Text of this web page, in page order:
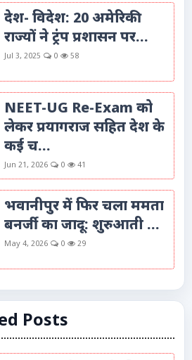
देश- विदेश: 20 अमेरिकी
राज्यों ने ट्रंप प्रशासन पर...
Jul 3, 2025 0 58
NEET-UG Re-Exam को
लेकर प्रयागराज सहित देश के
कई च...
Jun 21, 2026 0 41
भवानीपुर में फिर चला ममता
बनर्जी का जादू: शुरुआती ...
May 4, 2026 0 29
Posts